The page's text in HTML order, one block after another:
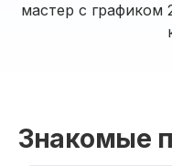
мастер с графиком
Знакомые